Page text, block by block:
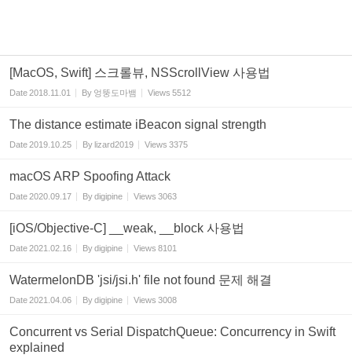
[MacOS, Swift] 스크롤뷰, NSScrollView 사용법
Date2018.11.01 By 엉뚱도마뱀 Views 5512
The distance estimate iBeacon signal strength
Date2019.10.25 Bylizard2019 Views 3375
macOS ARP Spoofing Attack
Date2020.09.17 Bydigipine Views 3063
[iOS/Objective-C] __weak, __block 사용법
Date2021.02.16 Bydigipine Views 8101
WatermelonDB 'jsi/jsi.h' file not found 문제 해결
Date2021.04.06 Bydigipine Views 3008
Concurrent vs Serial DispatchQueue: Concurrency in Swift
explained